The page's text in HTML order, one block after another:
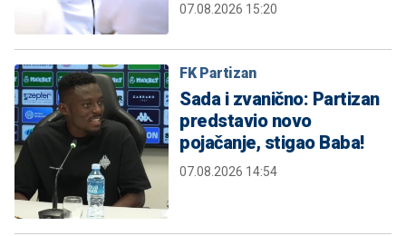
07.08.2026 15:20
FK Partizan
Sada i zvanično: Partizan
predstavio novo
pojačanje, stigao Baba!
07.08.2026 14:54